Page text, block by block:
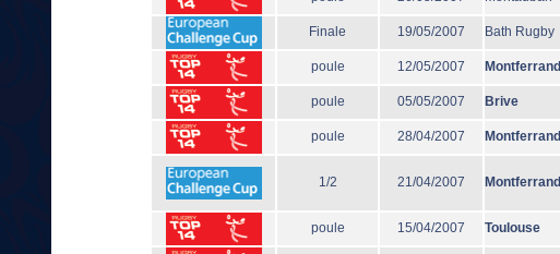
Finale 19/05/2007 Bath Rugby
poule 12/05/2007 Montferrand
poule 05/05/2007 Brive
poule 28/04/2007 Montferrand
1/2 21/04/2007 Montferrand
poule 15/04/2007 Toulouse